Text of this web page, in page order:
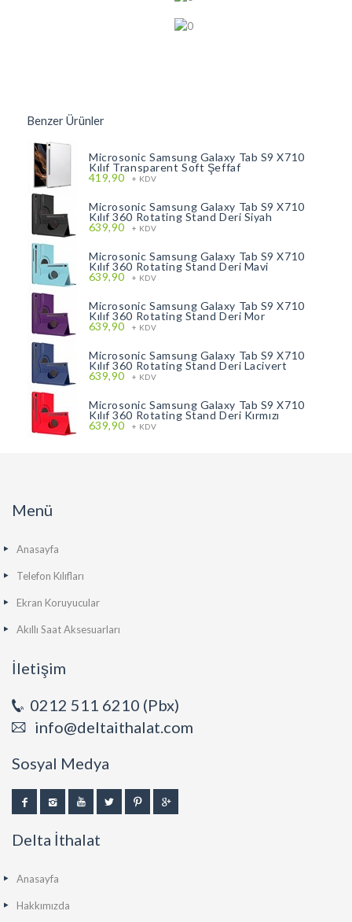
Benzer Ürünler
Microsonic Samsung Galaxy Tab S9 X710
Kılıf Transparent Soft Şeffaf
419,90 + KDV
Microsonic Samsung Galaxy Tab S9 X710
Kılıf 360 Rotating Stand Deri Siyah
639,90 + KDV
Microsonic Samsung Galaxy Tab S9 X710
Kılıf 360 Rotating Stand Deri Mavi
639,90 + KDV
Microsonic Samsung Galaxy Tab S9 X710
Kılıf 360 Rotating Stand Deri Mor
639,90 + KDV
Microsonic Samsung Galaxy Tab S9 X710
Kılıf 360 Rotating Stand Deri Lacivert
639,90 + KDV
Microsonic Samsung Galaxy Tab S9 X710
Kılıf 360 Rotating Stand Deri Kırmızı
639,90 + KDV
Menü
Anasayfa
Telefon Kılıfları
Ekran Koruyucular
Akıllı Saat Aksesuarları
İletişim
0212 511 6210 (Pbx)
info@deltaithalat.com
Sosyal Medya
Delta İthalat
Anasayfa
Hakkımızda